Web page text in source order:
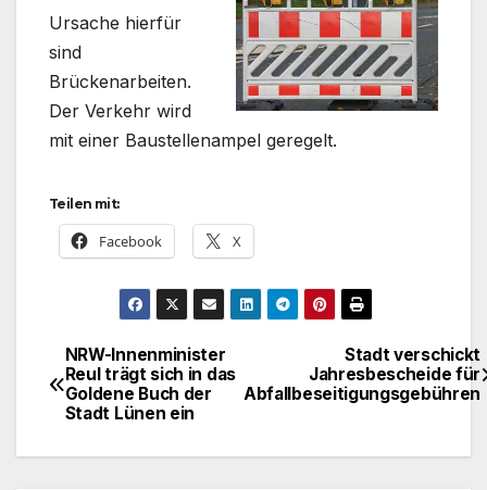
Ursache hierfür
sind
Brückenarbeiten.
Der Verkehr wird
mit einer Baustellenampel geregelt.
Teilen mit:
Facebook X
BeitragsnavigationStadt verschickt
Jahresbescheide für
Abfallbeseitigungsgebühren
NRW-Innenminister
Reul trägt sich in das
Goldene Buch der
Stadt Lünen ein